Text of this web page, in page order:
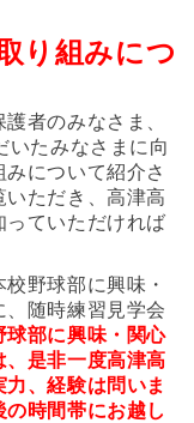
り組みにつ
者のみなさま、
いたみなさまに向
みについて紹介さ
ただき、高津高
ていただければ
野球部に興味・
随時練習見学会
球部に興味・関心
是非一度高津高
、経験は問いま
時間帯にお越し